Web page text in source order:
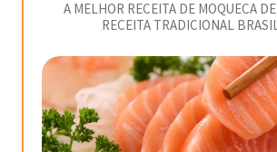
A MELHOR RECEITA DE MOQUECA
RECEITA TRADICIONAL